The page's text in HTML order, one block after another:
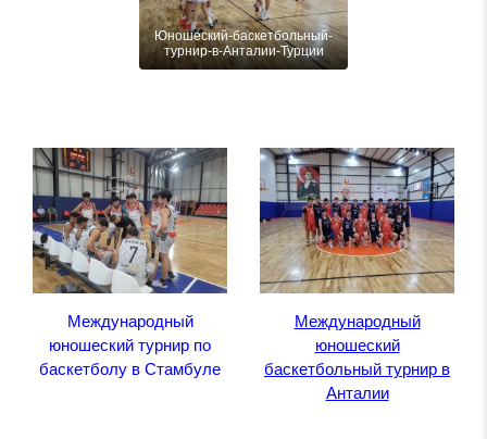
Юношеский-баскетбольный-
турнир-в-Анталии-Турции
Международный
юношеский турнир по
баскетболу в Стамбуле
Международный
юношеский
баскетбольный турнир в
Анталии